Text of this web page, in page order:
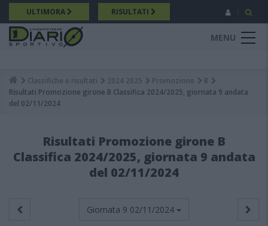
Salta
al
contenuto
principale
ULTIMORA RISULTATI
MENU
Breadcrumb
Classifiche e risultati 2024 2025 Promozione
B
Risultati Promozione girone B Classifica 2024/2025, giornata 9 andata
del 02/11/2024
Risultati Promozione girone B
Classifica 2024/2025, giornata 9 andata
del 02/11/2024
Giornata 9 02/11/2024